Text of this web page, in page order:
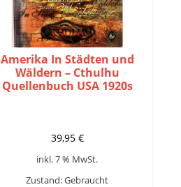
Amerika In Städten und
Wäldern – Cthulhu
Quellenbuch USA 1920s
39,95 €
inkl. 7 % MwSt.
Zustand: Gebraucht